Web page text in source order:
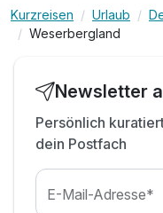
Kurzreisen Urlaub
Weserbergland
Newsletter
Persönlich
dein Postfach
E-Mail-Adresse*